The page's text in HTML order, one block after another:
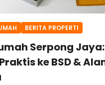
BERITA PROPERTI
Serpong Jaya:
ke BSD &